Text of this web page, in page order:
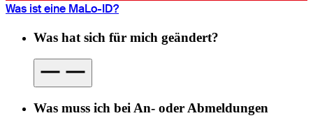
Was ist eine MaLo-ID?
Was hat sich für mich geändert?
Was muss ich bei An- oder Abmeldungen